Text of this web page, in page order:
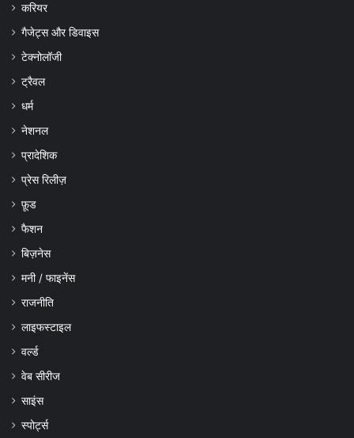
करियर
गैजेट्स और डिवाइस
टेक्नोलॉजी
ट्रैवल
धर्म
नेशनल
प्रादेशिक
प्रेस रिलीज़
फ़ूड
फैशन
बिज़नेस
मनी / फाइनेंस
राजनीति
लाइफस्टाइल
वर्ल्ड
वेब सीरीज
साइंस
स्पोर्ट्स